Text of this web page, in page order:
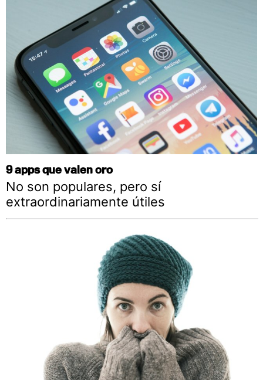
9 apps que valen oro
No son populares, pero sí
extraordinariamente útiles